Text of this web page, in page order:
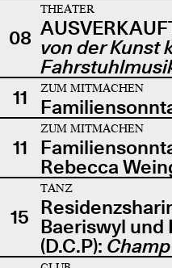
08
THEATER
von der Kunst
11
ZUM MITMACHEN
11
ZUM MITMACHEN
Rebecca
15
TANZ
Baeriswyl und
(D.C.P): Champ